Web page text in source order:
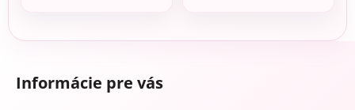
Informácie pre vás